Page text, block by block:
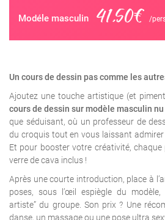
Modéle masculin 41,50€ /
Un cours de dessin pas comme les
Ajoutez une touche artistique (et
cours de dessin sur modèle masculin nu
que séduisant, où un professeur de
du croquis tout en vous laissant admirer
Et pour booster votre créativité, chaque
verre de cava inclus !
Après une courte introduction, place à
poses, sous l’œil espiègle du
artiste” du groupe. Son prix ? Une
danse, un massage ou une pose ultra